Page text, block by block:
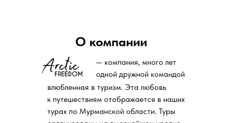
— компания, много лет
одной дружной командой
О компании
влюбленная в туризм. Эта любовь
к путешествиям отображается в наших
турах по Мурманской области. Туры